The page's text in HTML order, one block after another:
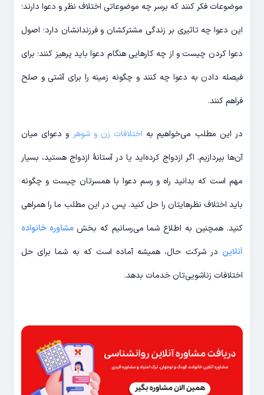
موضوعات فکر کنند که برسر چه موضوعاتی اختلاف نظر و دعوا دارند؛
این دعوا چه تاثیری بر زندگی‌ مشترکشان و فرزندانشان دارد؛ اصول
دعوا کردن چیست و از چه کارهایی هنگام دعوا باید پرهیز کنند؛ برای
فیصله دادن به دعوا چه کنند و چگونه زمینه را برای آشتی و صلح
فراهم کنند.
در این مطلب می‌خواهیم به اختلافات زن و شوهر و دعوای میان
آن‌ها بپردازیم. اگر ازدواج کرده‌اید یا در آستانۀ ازدواج هستید، بسیار
مهم است که بدانید راه و رسم دعوا با همسرتان چیست و چگونه
باید اختلاف نظرهایتان را حل کنید. پس در این مطلب ما را همراهی
کنید. همچنین به اطلاع شما می‌رسانیم که بخش مشاوره خانواده
آنلاین در شرکت حال، همیشه آماده است که به شما برای حل
اختلافات زناشویی‌تان خدمات بدهد.